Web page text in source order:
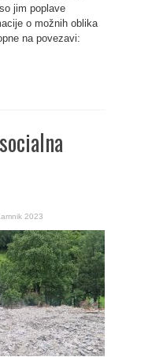
jim poplave
o možnih oblika
na povezavi:
2023